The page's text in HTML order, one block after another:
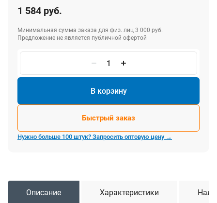
1 584 руб.
Минимальная сумма заказа для физ. лиц 3 000 руб.
Предложение не является публичной офертой
В корзину
Быстрый заказ
Нужно больше 100 штук? Запросить оптовую цену →
Описание Характеристики